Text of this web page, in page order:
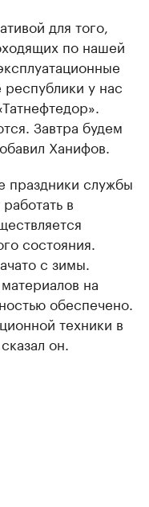
для того,
по нашей
у нас
Завтра будем
Ханифов.
праздники службы
в
состояния.
с зимы.
на
обеспечено.
техники в
он.